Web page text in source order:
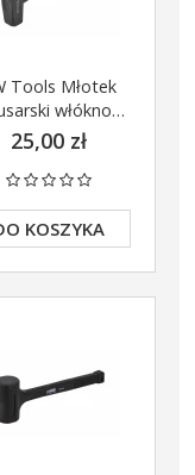
Tools Młotek
włókno
BLACK
25,00 zł
KOSZYKA